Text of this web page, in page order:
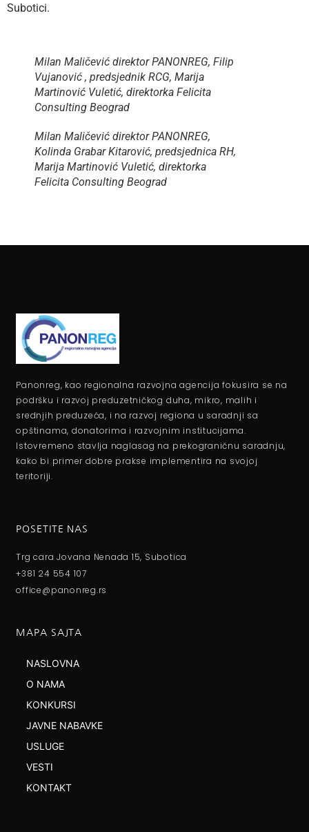
Subotici.
Milan Maličević direktor PANONREG, Filip
Vujanović , predsjednik RCG, Marija
Martinović Vuletić, direktorka Felicita
Consulting Beograd
Milan Maličević direktor PANONREG,
Kolinda Grabar Kitarović, predsjednica RH,
Marija Martinović Vuletić, direktorka
Felicita Consulting Beograd
Panonreg, kao regionalna razvojna agencija fokusira se na
podršku i razvoj preduzetničkog duha, mikro, malih i
srednjih preduzeća, i na razvoj regiona u saradnji sa
opštinama, donatorima i razvojnim institucijama.
Istovremeno stavlja naglasag na prekograničnu saradnju,
kako bi primer dobre prakse implementira na svojoj
teritoriji.
POSETITE NAS
Trg cara Jovana Nenada 15, Subotica
+381 24 554 107
office@panonreg.rs
MAPA SAJTA
NASLOVNA
O NAMA
KONKURSI
JAVNE NABAVKE
USLUGE
VESTI
KONTAKT